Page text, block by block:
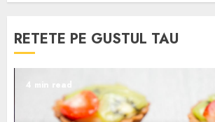
RETETE PE GUSTUL TAU
4 min read